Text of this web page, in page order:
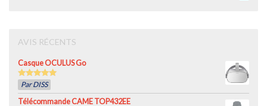
AVIS RÉCENTS
Casque OCULUS Go
out of 5
Par DISS
Télécommande CAME TOP432EE